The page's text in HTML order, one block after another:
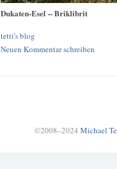
Dukaten-Esel -- Briklibrit
tetti's blog
Neuen Kommentar schreiben
©2008–2024 Michael